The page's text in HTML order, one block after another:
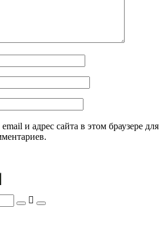
и адрес сайта в этом браузере для